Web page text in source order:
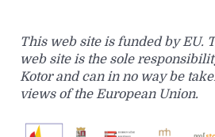
This web site is funded by EU.
web site is the sole
Kotor and can in no way be
views of the European Union.